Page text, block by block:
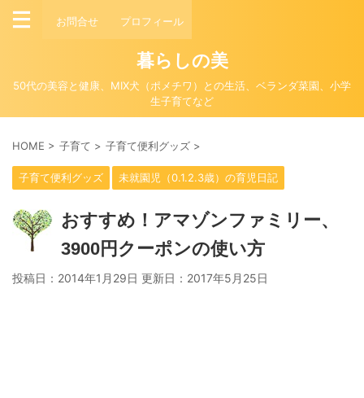
お問合せ プロフィール
暮らしの美
50代の美容と健康、MIX犬（ポメチワ）との生活、ベランダ菜園、小学
生子育てなど
HOME > 子育て > 子育て便利グッズ >
子育て便利グッズ 未就園児（0.1.2.3歳）の育児日記
おすすめ！アマゾンファミリー、
3900円クーポンの使い方
投稿日：2014年1月29日 更新日： 2017年5月25日